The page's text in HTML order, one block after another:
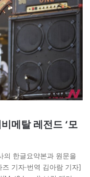
메탈 레전드 ‘모
의 한글요약본과 원문을
기자·번역 김아람 기자]